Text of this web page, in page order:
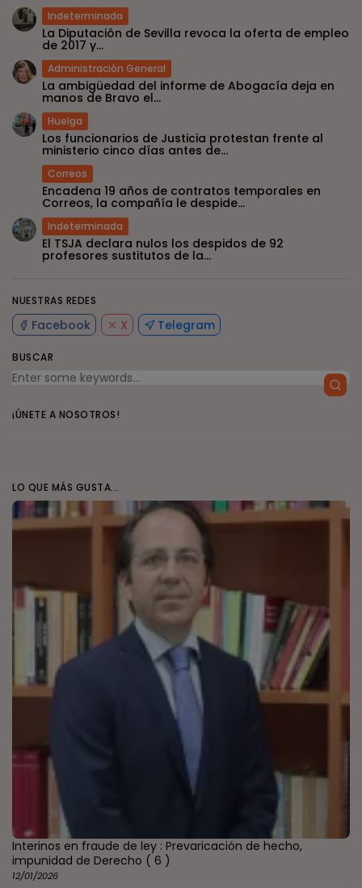
NUESTRAS REDES
Facebook X Telegram
BUSCAR
¡ÚNETE A NOSOTROS!
LO QUE MÁS GUSTA...
Interinos en fraude de ley : Prevaricación de hecho,
impunidad de Derecho ( 6 )
12/01/2026
Indeterminada
La Diputación de Sevilla revoca la oferta de empleo
de 2017 y...
Administración General
La ambigüedad del informe de Abogacía deja en
manos de Bravo el...
Huelga
Los funcionarios de Justicia protestan frente al
ministerio cinco días antes de...
Correos
Encadena 19 años de contratos temporales en
Correos, la compañía le despide...
Indeterminada
El TSJA declara nulos los despidos de 92
profesores sustitutos de la...